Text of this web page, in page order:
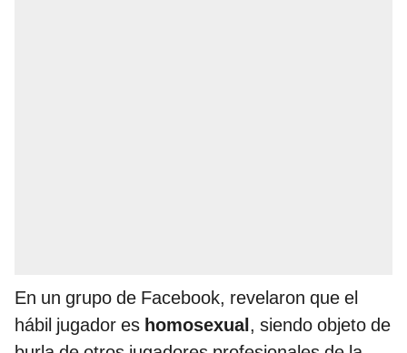
En un grupo de Facebook, revelaron que el
hábil jugador es homosexual, siendo objeto de